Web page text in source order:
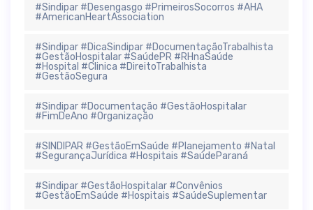
#Sindipar #Desengasgo #PrimeirosSocorros #AHA
#AmericanHeartAssociation
#Sindipar #DicaSindipar #DocumentaçãoTrabalhista
#GestãoHospitalar #SaúdePR #RHnaSaúde
#Hospital #Clinica #DireitoTrabalhista
#GestãoSegura
#Sindipar #Documentação #GestãoHospitalar
#FimDeAno #Organização
#SINDIPAR #GestãoEmSaúde #Planejamento #Natal
#SegurançaJurídica #Hospitais #SaúdeParaná
#Sindipar #GestãoHospitalar #Convênios
#GestãoEmSaúde #Hospitais #SaúdeSuplementar